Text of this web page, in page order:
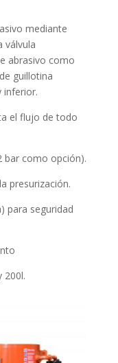
mediante
válvula
abrasivo como
guillotina
inferior.
el flujo de todo
bar como opción).
presurización.
para seguridad
200l.